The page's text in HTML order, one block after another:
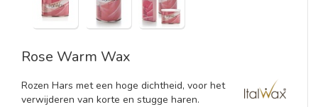
Rose Warm Wax
Rozen Hars met een hoge dichtheid, voor het
verwijderen van korte en stugge haren.